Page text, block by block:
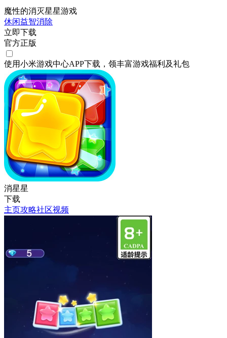
魔性的消灭星星游戏
休闲益智消除
立即下载
官方正版
使用小米游戏中心APP下载 ，领丰富游戏福利 及礼包
消星星
下载
主页攻略社区视频